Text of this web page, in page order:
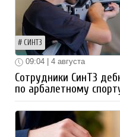
СИНТЗ
09:04 | 4 августа
Сотрудники СинТЗ
по арбалетному